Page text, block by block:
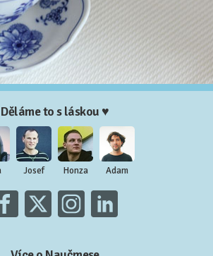
Děláme to s láskou ♥
Josef Honza Adam